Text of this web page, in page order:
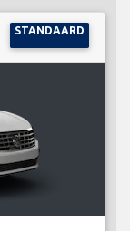
STANDAARD